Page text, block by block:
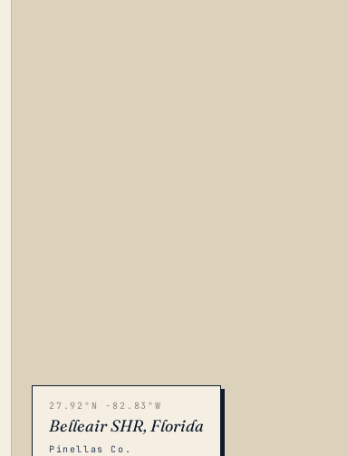
27.92°N -82.83°W
Belleair SHR, Florida
Pinellas Co.